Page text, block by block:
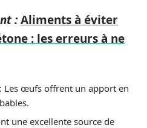
:Aliments à éviter
: les erreurs à ne
Les œufs offrent un apport en
une excellente source de